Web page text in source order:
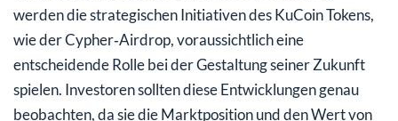
werden die strategischen Initiativen des KuCoin Tokens,
wie der Cypher‑Airdrop, voraussichtlich eine
entscheidende Rolle bei der Gestaltung seiner Zukunft
spielen. Investoren sollten diese Entwicklungen genau
beobachten, da sie die Marktposition und den Wert von